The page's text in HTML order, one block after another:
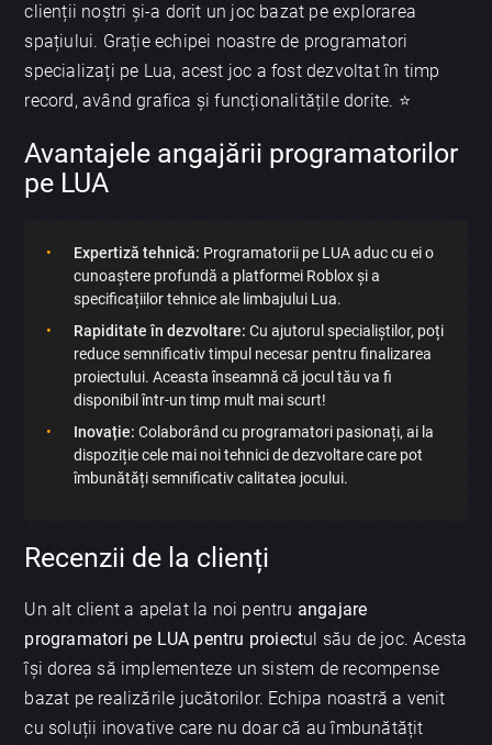
clienții noștri și-a dorit un joc bazat pe explorarea
spațiului. Grație echipei noastre de programatori
specializați pe Lua, acest joc a fost dezvoltat în timp
record, având grafica și funcționalitățile dorite. ⭐️
Avantajele angajării programatorilor
pe LUA
Expertiză tehnică: Programatorii pe LUA aduc cu ei o
cunoaștere profundă a platformei Roblox și a
specificațiilor tehnice ale limbajului Lua.
Rapiditate în dezvoltare: Cu ajutorul specialiștilor, poți
reduce semnificativ timpul necesar pentru finalizarea
proiectului. Aceasta înseamnă că jocul tău va fi
disponibil într-un timp mult mai scurt!
Inovație: Colaborând cu programatori pasionați, ai la
dispoziție cele mai noi tehnici de dezvoltare care pot
îmbunătăți semnificativ calitatea jocului.
Recenzii de la clienți
Un alt client a apelat la noi pentru angajare
programatori pe LUA pentru proiectul său de joc. Acesta
își dorea să implementeze un sistem de recompense
bazat pe realizările jucătorilor. Echipa noastră a venit
cu soluții inovative care nu doar că au îmbunătățit